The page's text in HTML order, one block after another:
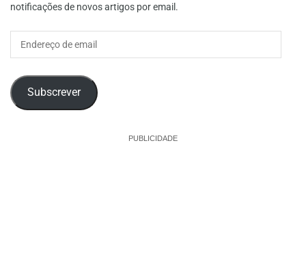
notificações de novos artigos por email.
Endereço
Subscrever
PUBLICIDADE